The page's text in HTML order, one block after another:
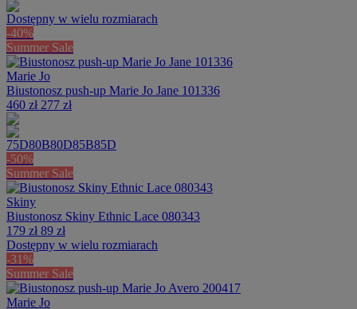
Dostępny w wielu rozmiarach
-40%
Summer Sale
Marie Jo
Biustonosz push-up Marie Jo Jane 101336
460 zł 277 zł
75D80B80D85B85D
-50%
Summer Sale
Skiny
Biustonosz Skiny Ethnic Lace 080343
179 zł 89 zł
Dostępny w wielu rozmiarach
-31%
Summer Sale
Marie Jo